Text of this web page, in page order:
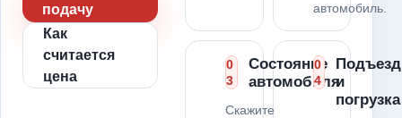
подачу
Как
считается
цена
автомобиль.
0
3
Состояние
автомобиля
Скажите
0
4
Подъезд
и
погрузка